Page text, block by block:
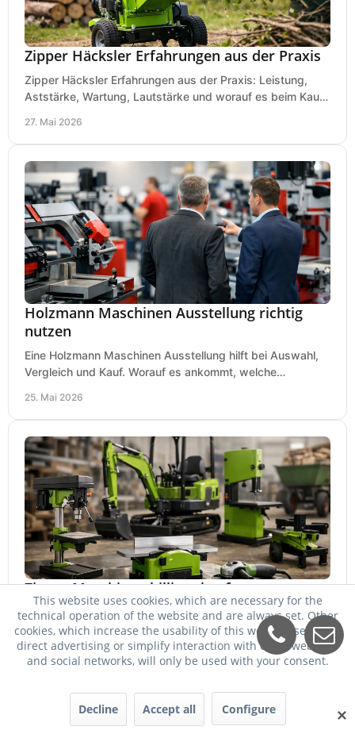
Zipper Häcksler Erfahrungen aus der Praxis
Zipper Häcksler Erfahrungen aus der Praxis: Leistung,
Aststärke, Wartung, Lautstärke und worauf es beim Kauf
27. Mai 2026
Holzmann Maschinen Ausstellung richtig
nutzen
Eine Holzmann Maschinen Ausstellung hilft bei Auswahl,
Vergleich und Kauf. Worauf es ankommt, welche
25. Mai 2026
Zipper Maschinen billiger kaufen
Zipper Maschinen billiger kaufen und trotzdem passend
auswählen: So vergleichen Sie Leistung, Ausstattung,
Service und Folgekosten richtig.
24. Mai 2026
✕
This website uses cookies, which are necessary for the
technical operation of the website and are always set. Other
cookies, which increase the usability of this website, serve for
direct advertising or simplify interaction with other websites
and social networks, will only be used with your consent.
Decline Accept all Configure